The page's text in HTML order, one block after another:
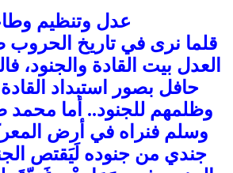
عدل وتنظيم
قلما نرى في تاريخ
العدل بيت القادة والجنود،
حافل بصور استبداد
وظلمهم للجنود.. أما محمد
وسلم فنراه في أرض
جندي من جنوده لَيَقتص